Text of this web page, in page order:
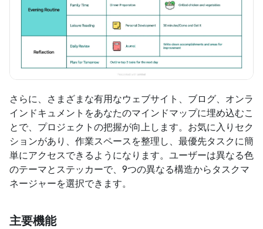
さらに、さまざまな有用なウェブサイト、ブログ、オンラ
インドキュメントをあなたのマインドマップに埋め込むこ
とで、プロジェクトの把握が向上します。お気に入りセク
ションがあり、作業スペースを整理し、最優先タスクに簡
単にアクセスできるようになります。ユーザーは異なる色
のテーマとステッカーで、9つの異なる構造からタスクマ
ネージャーを選択できます。
主要機能